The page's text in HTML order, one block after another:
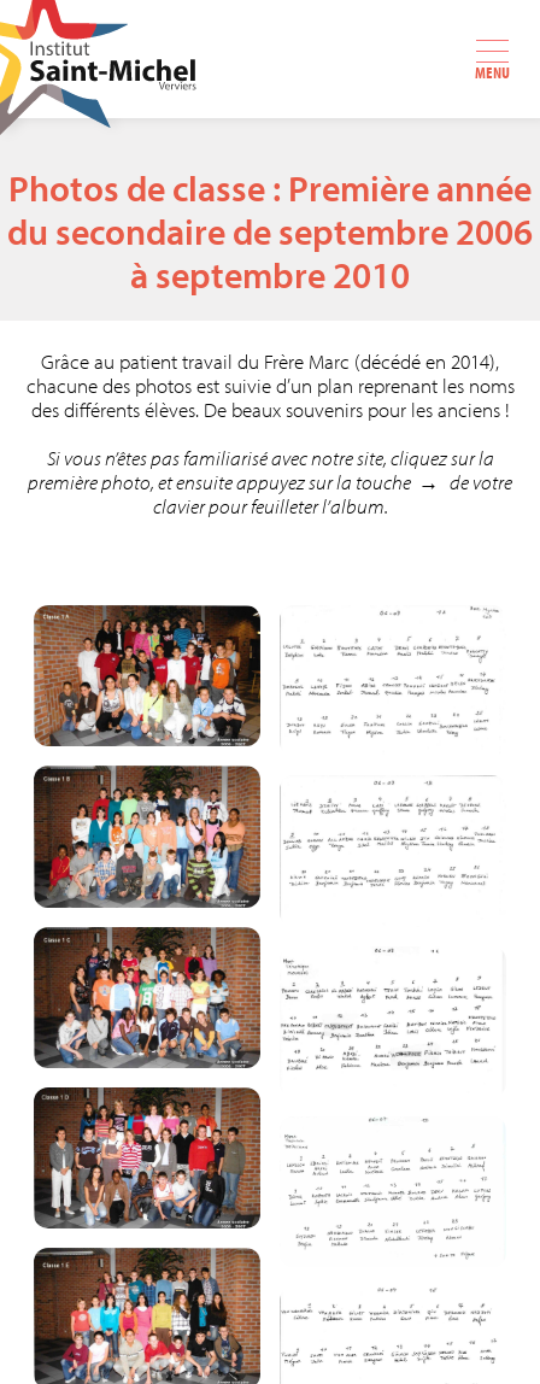
MENU
Photos de classe : Première année
du secondaire de septembre 2006
à septembre 2010
Grâce au patient travail du Frère Marc (décédé en 2014),
chacune des photos est suivie d’un plan reprenant les noms
des différents élèves. De beaux souvenirs pour les anciens !
Si vous n’êtes pas familiarisé avec notre site, cliquez sur la
première photo, et ensuite appuyez sur la touche → de votre
clavier pour feuilleter l’album.